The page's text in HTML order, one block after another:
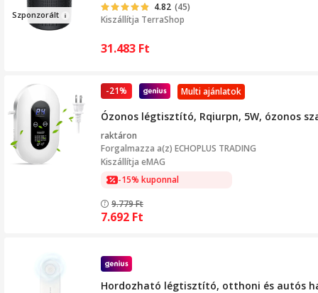
Szponzorált
4.82 (45)
Kiszállítja TerraShop
31.483 Ft
Multi ajánlatok
-21%
Ózonos légtisztító, Rqiurpn, 5W, ózonos
raktáron
Forgalmazza a(z) ECHOPLUS TRADING
Kiszállítja eMAG
-15% kuponnal
9.779Ft
7.692 Ft
Hordozható légtisztító, otthoni és autós